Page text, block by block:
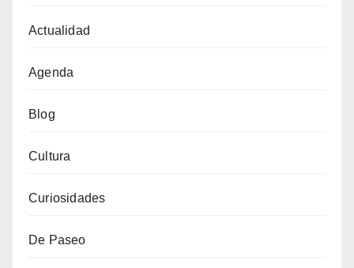
Actualidad
Agenda
Blog
Cultura
Curiosidades
De Paseo